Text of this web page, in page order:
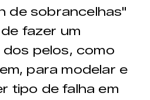
de sobrancelhas"
fazer um
pelos, como
para modelar e
tipo de falha em